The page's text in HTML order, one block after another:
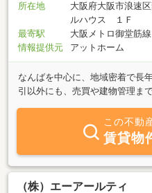
所在地
大阪府大阪市浪速
ルハウス １Ｆ
最寄駅
大阪メトロ御堂筋
情報提供元
アットホーム
なんばを中心に、地域密着で長
引以外にも、売買や建物管理ま
この不動
賃貸物
（株）エーアールティ